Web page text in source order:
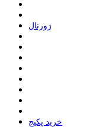
ﮊﻭﺭﻧﺎﻝ
خرید پکیج